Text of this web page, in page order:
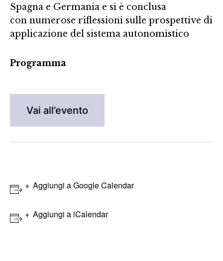
Spagna e Germania e si è conclusa
con numerose riflessioni sulle prospettive di
applicazione del sistema autonomistico
Programma
Vai all’evento
Aggiungi a Google Calendar
Aggiungi a iCalendar